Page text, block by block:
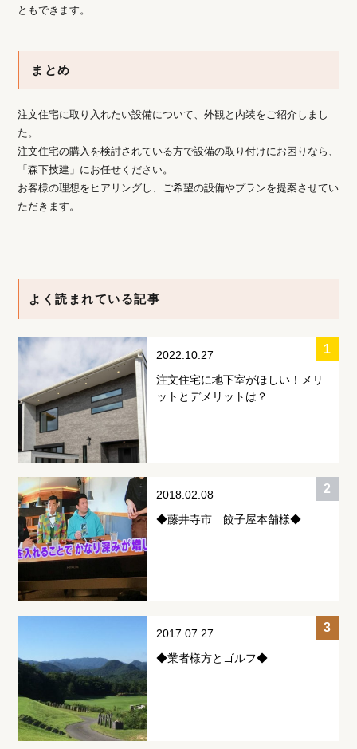
ともできます。
まとめ
注文住宅に取り入れたい設備について、外観と内装をご紹介しまし
た。
注文住宅の購入を検討されている方で設備の取り付けにお困りなら、
「森下技建」にお任せください。
お客様の理想をヒアリングし、ご希望の設備やプランを提案させてい
ただきます。
よく読まれている記事
2022.10.27
注文住宅に地下室がほしい！メリ
ットとデメリットは？
2018.02.08
◆藤井寺市 餃子屋本舗様◆
2017.07.27
◆業者様方とゴルフ◆